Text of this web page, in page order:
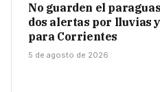
No guarden el
dos alertas por lluvias
para Corrientes
5 de agosto de 2026